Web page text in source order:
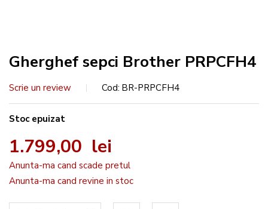
Gherghef sepci Brother PRPCFH4
Scrie un review Cod BR-PRPCFH4
Stoc epuizat
1.799,00 lei
Anunta-ma cand scade pretul
Anunta-ma cand revine in stoc